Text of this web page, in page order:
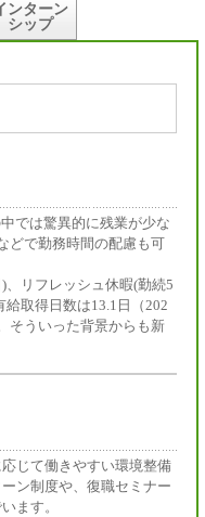
ンターン
シップ
では驚異的に残業が少な
どで勤務時間の配慮も可
リフレッシュ休暇(勤続5
取得日数は13.1日（202
そういった背景からも新
じて働きやすい環境整備
ン制度や、復職セミナー
ます。